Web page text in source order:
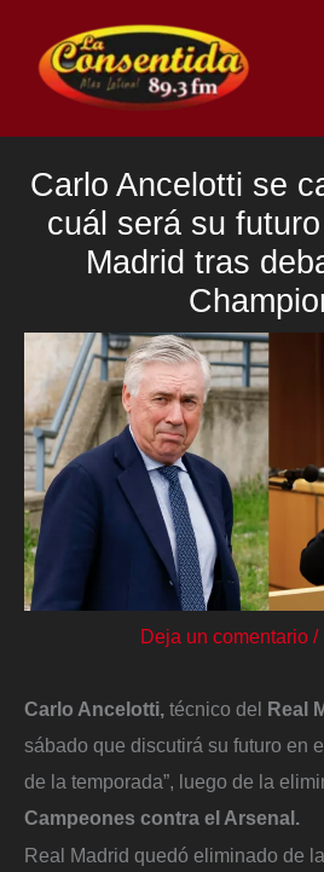
contenido
Carlo Ancelotti se
cuál será su
Madrid tras
Deja un comentario /
Carlo Ancelotti, técnico del Real
sábado que discutirá su futuro en
de la temporada”, luego de la
Campeones contra el Arsenal.
Real Madrid quedó eliminado de